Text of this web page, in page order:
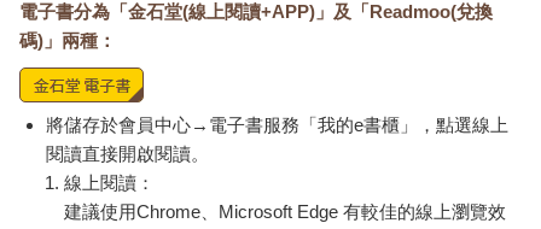
電子書分為「金石堂(線上閱讀+APP)」及「Readmoo(兌換
碼)」兩種：
將儲存於會員中心→電子書服務「我的e書櫃」，點選線上
閱讀直接開啟閱讀。
線上閱讀：
建議使用Chrome、Microsoft Edge 有較佳的線上瀏覽效